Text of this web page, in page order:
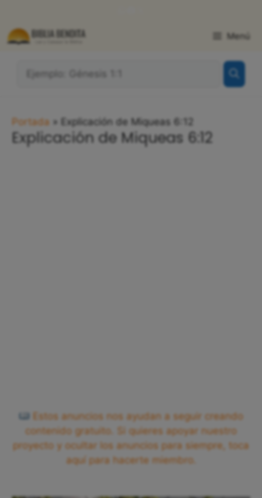
contenido
Menú
Portada » Explicación de Miqueas 6:12
Explicación de Miqueas 6:12
Estos anuncios nos ayudan a seguir creando
contenido gratuito. Si quieres apoyar nuestro
proyecto y ocultar los anuncios para siempre, toca
aquí para hacerte miembro.